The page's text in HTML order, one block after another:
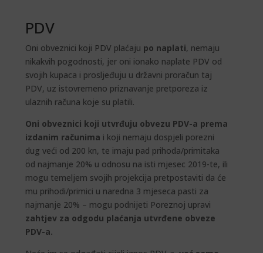
PDV
Oni obveznici koji PDV plaćaju po naplati, nemaju
nikakvih pogodnosti, jer oni ionako naplate PDV od
svojih kupaca i prosljeđuju u državni proračun taj
PDV, uz istovremeno priznavanje pretporeza iz
ulaznih računa koje su platili.
Oni obveznici koji utvrđuju obvezu PDV-a prema
izdanim računima i koji nemaju dospjeli porezni
dug veći od 200 kn, te imaju pad prihoda/primitaka
od najmanje 20% u odnosu na isti mjesec 2019-te, ili
mogu temeljem svojih projekcija pretpostaviti da će
mu prihodi/primici u naredna 3 mjeseca pasti za
najmanje 20% – mogu podnijeti Poreznoj upravi
zahtjev za odgodu plaćanja utvrđene obveze
PDV-a.